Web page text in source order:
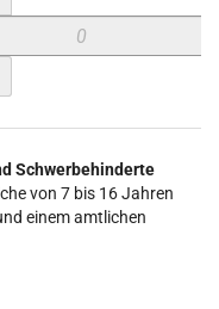
Schwerbehinderte
von 7 bis 16 Jahren
einem amtlichen